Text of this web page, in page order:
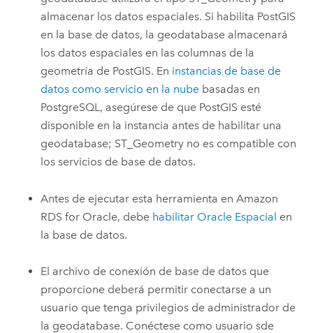
almacenar los datos espaciales. Si habilita PostGIS
en la base de datos, la geodatabase almacenará
los datos espaciales en las columnas de la
geometría de PostGIS. En instancias de base de
datos como servicio en la nube basadas en
PostgreSQL, asegúrese de que PostGIS esté
disponible en la instancia antes de habilitar una
geodatabase; ST_Geometry no es compatible con
los servicios de base de datos.
Antes de ejecutar esta herramienta enAmazon
RDS for Oracle, debe habilitar Oracle Espacial en
la base de datos.
El archivo de conexión de base de datos que
proporcione deberá permitir conectarse a un
usuario que tenga privilegios de administrador de
la geodatabase. Conéctese como usuario sde